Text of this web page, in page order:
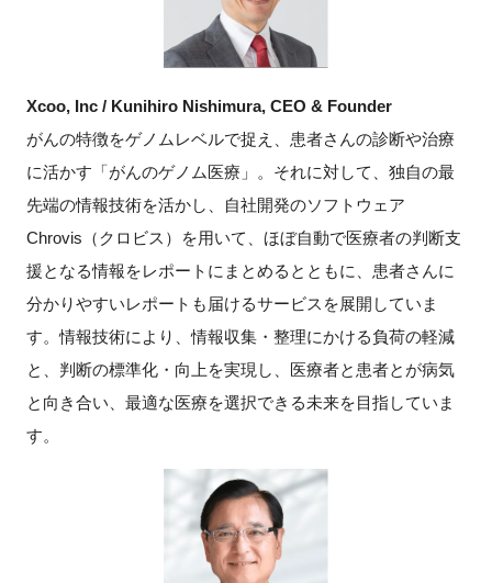
Xcoo, Inc / Kunihiro Nishimura, CEO & Founder
がんの特徴をゲノムレベルで捉え、患者さんの診断や治療
に活かす「がんのゲノム医療」。それに対して、独自の最
先端の情報技術を活かし、自社開発のソフトウェア
Chrovis（クロビス）を用いて、ほぼ自動で医療者の判断支
援となる情報をレポートにまとめるとともに、患者さんに
分かりやすいレポートも届けるサービスを展開していま
す。情報技術により、情報収集・整理にかける負荷の軽減
と、判断の標準化・向上を実現し、医療者と患者とが病気
と向き合い、最適な医療を選択できる未来を目指していま
す。